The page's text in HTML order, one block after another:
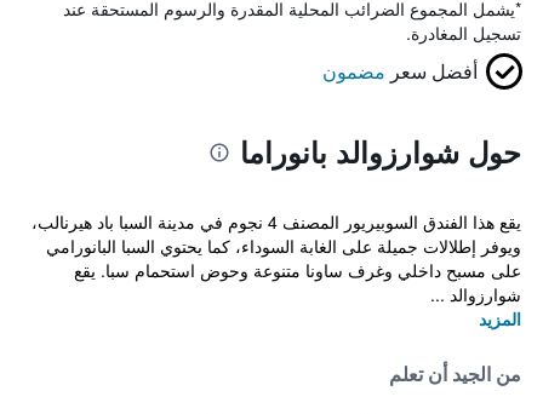
*يشمل المجموع الضرائب المحلية المقدرة والرسوم المستحقة عند
تسجيل المغادرة.
أفضل سعر مضمون
حول شوارزوالد بانوراما
يقع هذا الفندق السوبيريور المصنف 4 نجوم في مدينة السبا باد هيرنالب،
ويوفر إطلالات جميلة على الغابة السوداء، كما يحتوي السبا البانورامي
على مسبح داخلي وغرف ساونا متنوعة وحوض استحمام سبا. يقع
شوارزوالد ...
المزيد
من الجيد أن تعلم